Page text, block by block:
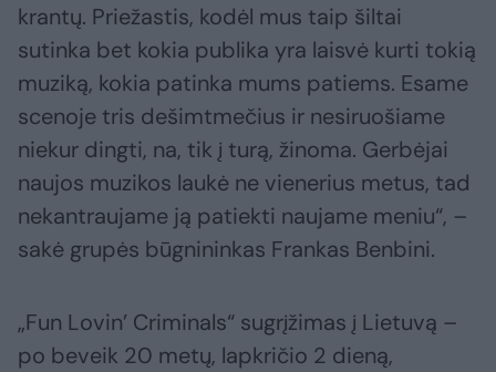
krantų. Priežastis, kodėl mus taip šiltai
sutinka bet kokia publika yra laisvė kurti tokią
muziką, kokia patinka mums patiems. Esame
scenoje tris dešimtmečius ir nesiruošiame
niekur dingti, na, tik į turą, žinoma. Gerbėjai
naujos muzikos laukė ne vienerius metus, tad
nekantraujame ją patiekti naujame meniu“, –
sakė grupės būgnininkas Frankas Benbini.
„Fun Lovin’ Criminals“ sugrįžimas į Lietuvą –
po beveik 20 metų, lapkričio 2 dieną,